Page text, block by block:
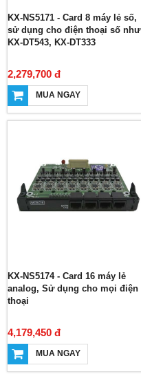
KX-NS5171 - Card 8 máy lẻ số,
sử dụng cho điện thoại số như
KX-DT543, KX-DT333
2,279,700 đ
MUA NGAY
KX-NS5174 - Card 16 máy lẻ
analog, Sử dụng cho mọi điện
thoại
4,179,450 đ
MUA NGAY